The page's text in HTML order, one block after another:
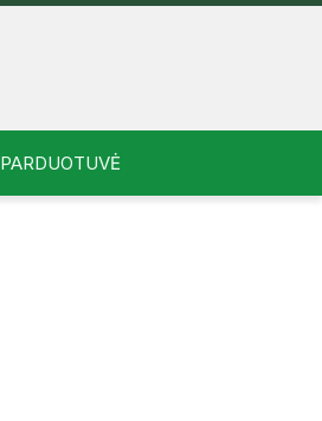
PARDUOTUVĖ